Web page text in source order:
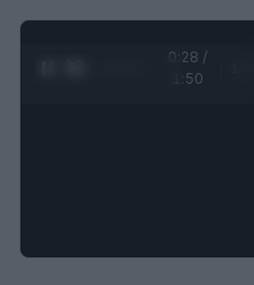
0:29 /
1:50